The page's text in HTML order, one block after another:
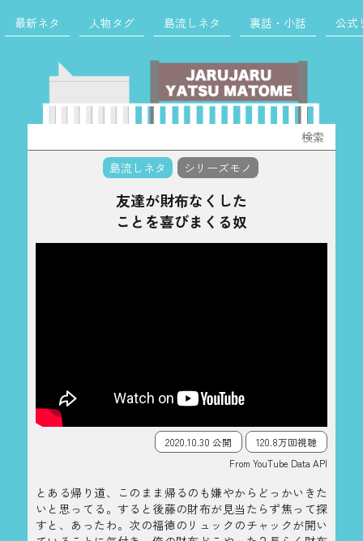
最新ネタ 人物タグ 島流しネタ 裏話・小話 公式
索:
島流しネタ
シリーズモノ
友達が財布なくした
ことを喜びまくる奴
2020.10.30 公開
120.8万回視聴
From YouTube Data API
とある帰り道、このまま帰るのも嫌やからどっかいきた
いと思ってる。すると後藤の財布が見当たらず焦って探
すと、あったわ。次の福徳のリュックのチャックが開い